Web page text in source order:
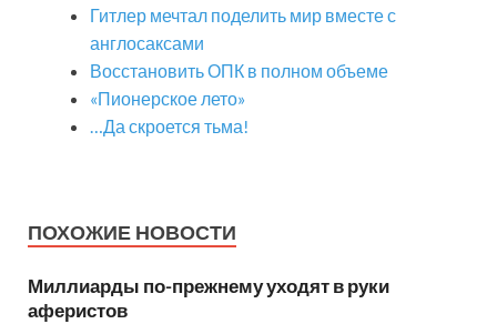
Гитлер мечтал поделить мир вместе с
англосаксами
Восстановить ОПК в полном объеме
«Пионерское лето»
…Да скроется тьма!
ПОХОЖИЕ НОВОСТИ
Миллиарды по-прежнему уходят в руки
аферистов